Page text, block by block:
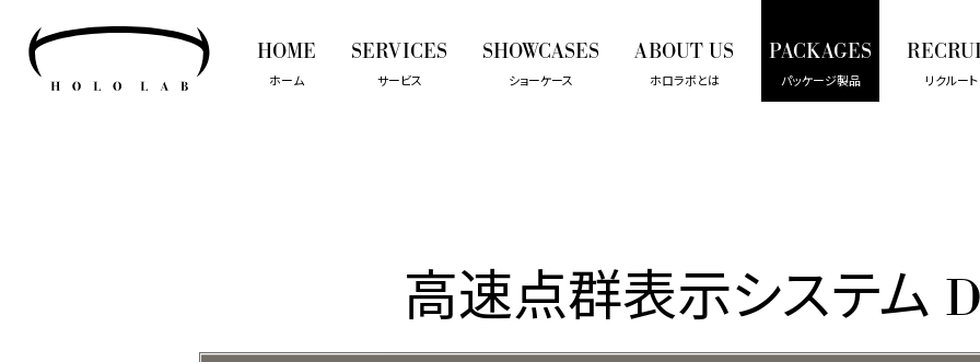
HOME
ホーム
SERVICES
サービス
SHOWCASES
ショーケース
ABOUT US
ホロラボとは
PACKAGES
パッケージ製品 リクルート
高速点群表示システム